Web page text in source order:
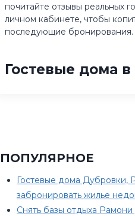
почитайте отзывы реальных
личном кабинете, чтобы
последующие бронирования.
Гостевые дома
ПОПУЛЯРНОЕ
Гостевые дома Дубровки,
забронировать жилье
Снять базы отдыха